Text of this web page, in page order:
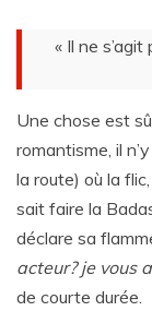
« Il ne
Une chose est
romantisme, il
la route) où la
sait faire la
déclare sa
acteur? je vous
de courte durée.